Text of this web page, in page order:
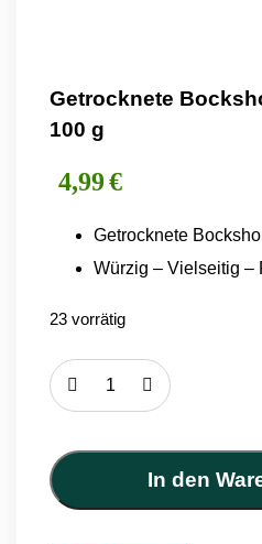
Getrocknete
100 g
€
4,99
Getrocknete
Würzig – Vielseitig –
23 vorrätig
Getrocknete
100
In den